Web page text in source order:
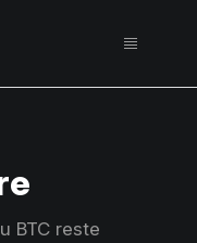
BTC reste